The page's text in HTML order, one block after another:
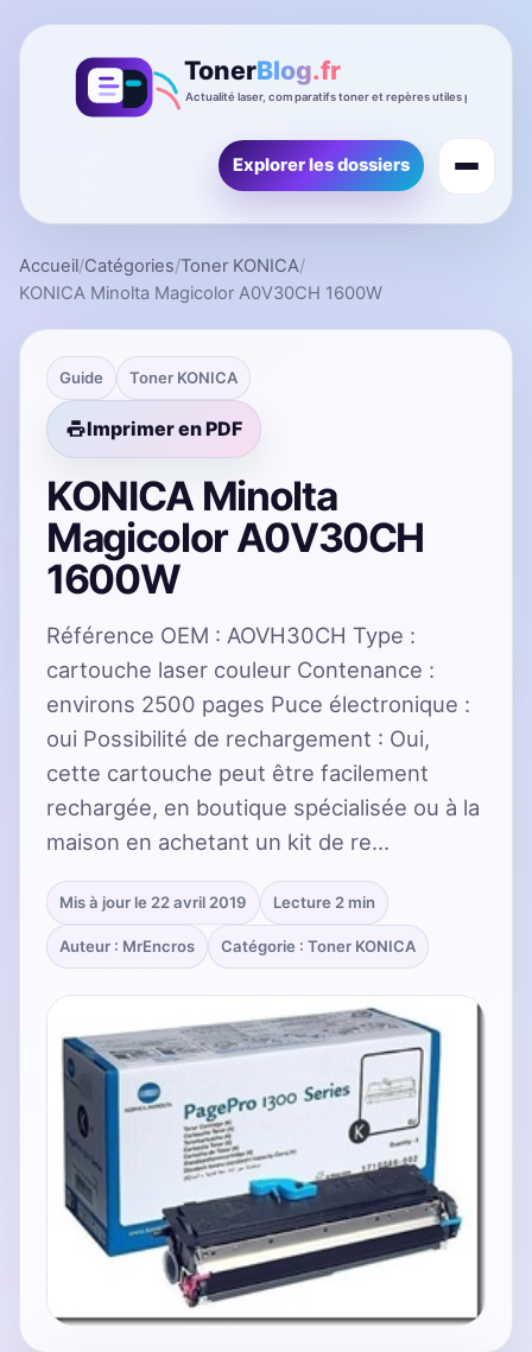
Explorer les dossiers
Accueil/Catégories/Toner KONICA/
KONICA Minolta Magicolor A0V30CH 1600W
Guide Toner KONICA
Imprimer en PDF
KONICA Minolta
Magicolor A0V30CH
1600W
Référence OEM : AOVH30CH Type :
cartouche laser couleur Contenance :
environs 2500 pages Puce électronique :
oui Possibilité de rechargement : Oui,
cette cartouche peut être facilement
rechargée, en boutique spécialisée ou à la
maison en achetant un kit de re…
Mis à jour le 22 avril 2019 Lecture 2 min
Auteur : MrEncros Catégorie : Toner KONICA